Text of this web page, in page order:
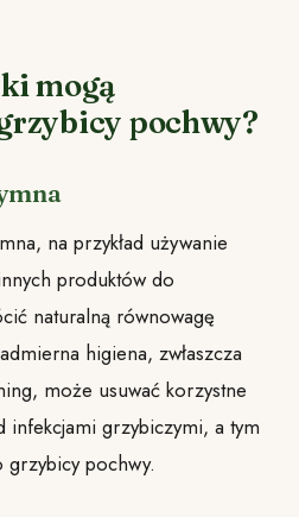
mogą
pochwy?
na przykład używanie
produktów do
naturalną równowagę
higiena, zwłaszcza
może usuwać korzystne
grzybiczymi, a tym
grzybicy pochwy.